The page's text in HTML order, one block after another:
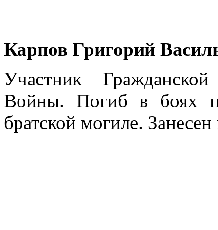
Карпов Григорий
Участник
Войны. Погиб в боях
братской могиле.